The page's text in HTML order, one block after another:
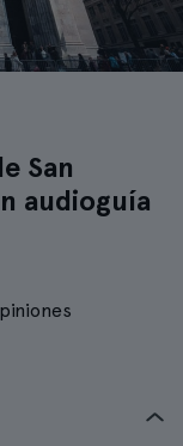
San
audioguía